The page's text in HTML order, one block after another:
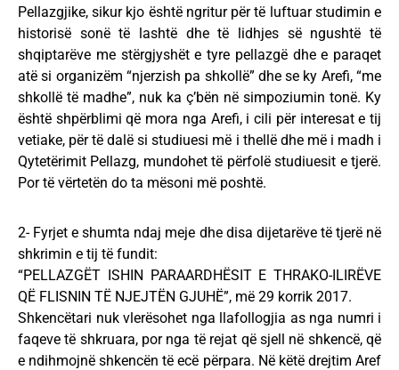
Pellazgjike, sikur kjo është ngritur për të luftuar studimin e
historisë sonë të lashtë dhe të lidhjes së ngushtë të
shqiptarëve me stërgjyshët e tyre pellazgë dhe e paraqet
atë si organizëm “njerzish pa shkollë” dhe se ky Arefi, “me
shkollë të madhe”, nuk ka ç’bën në simpoziumin tonë. Ky
është shpërblimi që mora nga Arefi, i cili për interesat e tij
vetiake, për të dalë si studiuesi më i thellë dhe më i madh i
Qytetërimit Pellazg, mundohet të përfolë studiuesit e tjerë.
Por të vërtetën do ta mësoni më poshtë.
2- Fyrjet e shumta ndaj meje dhe disa dijetarëve të tjerë në
shkrimin e tij të fundit:
“PELLAZGËT ISHIN PARAARDHËSIT E THRAKO-ILIRËVE
QË FLISNIN TË NJEJTËN GJUHË”, më 29 korrik 2017.
Shkencëtari nuk vlerësohet nga llafollogjia as nga numri i
faqeve të shkruara, por nga të rejat që sjell në shkencë, që
e ndihmojnë shkencën të ecë përpara. Në këtë drejtim Aref